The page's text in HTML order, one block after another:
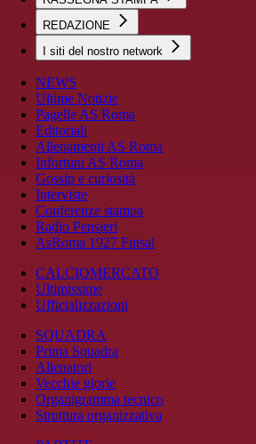
REDAZIONE
I siti del nostro network
NEWS
Ultime Notizie
Pagelle AS Roma
Editoriali
Allenamenti AS Roma
Infortuni AS Roma
Gossip e curiosità
Interviste
Conferenze stampa
Radio Pensieri
AsRoma 1927 Futsal
CALCIOMERCATO
Ultimissime
Ufficializzazioni
SQUADRA
Prima Squadra
Allenatori
Vecchie glorie
Organigramma tecnico
Struttura organizzativa